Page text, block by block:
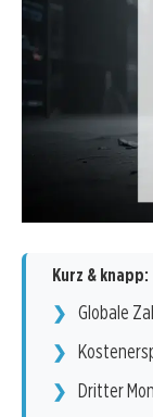
Kurz & knapp:
Globale
Dritter